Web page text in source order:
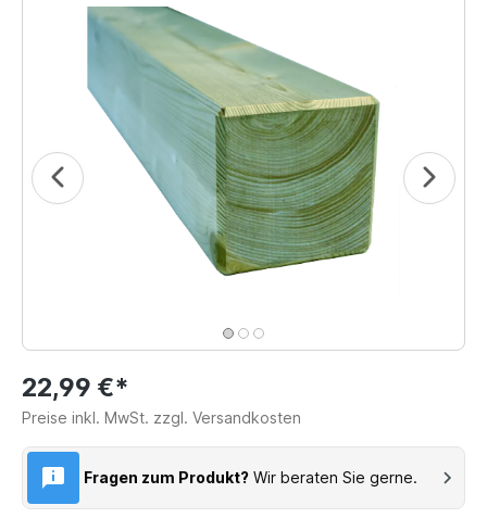
22,99 €*
Preise inkl. MwSt. zzgl. Versandkosten
Fragen zum Produkt? Wir beraten Sie gerne.